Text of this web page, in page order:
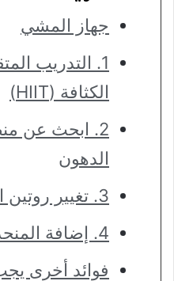
جهاز المشي
1. التدريب
الكثافة (HIIT)
2. ابحث عن
الدهون
3. تغيير روتين التمرين
4. إضافة المنحدر
فوائد أخرى